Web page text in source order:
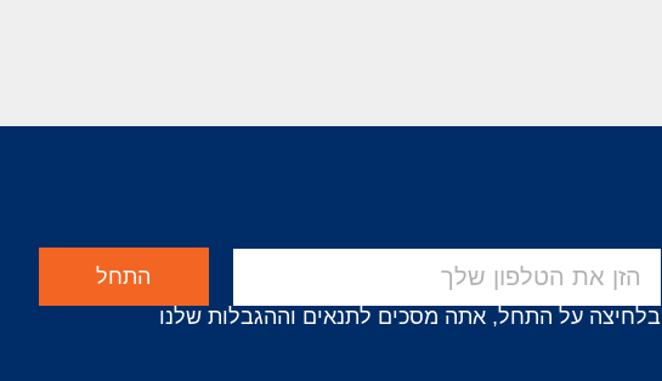
התחל
בלחיצה על התחל, אתה מסכים לתנאים וההגבלות שלנו